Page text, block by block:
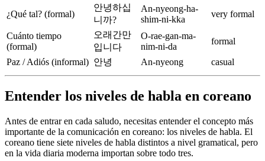
¿Qué tal? (formal)
안녕하십
니까?
An-nyeong-ha-
shim-ni-kka
very formal
Cuánto tiempo
(formal)
오래간만
입니다
O-rae-gan-ma-
nim-ni-da
formal
Paz / Adiós (informal) 안녕 An-nyeong casual
Entender los niveles de habla en coreano
Antes de entrar en cada saludo, necesitas entender el concepto más
importante de la comunicación en coreano: los niveles de habla. El
coreano tiene siete niveles de habla distintos a nivel gramatical, pero
en la vida diaria moderna importan sobre todo tres.